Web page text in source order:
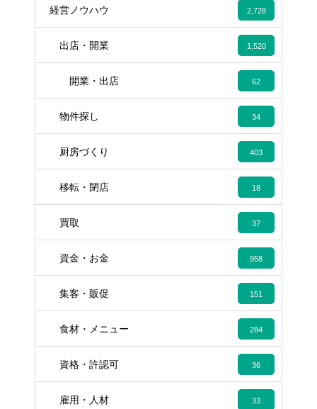
経営ノウハウ 2,728
出店・開業 1,520
開業・出店 62
物件探し 34
厨房づくり 403
移転・閉店 18
買取 37
資金・お金 958
集客・販促 151
食材・メニュー 284
資格・許認可 36
雇用・人材 33